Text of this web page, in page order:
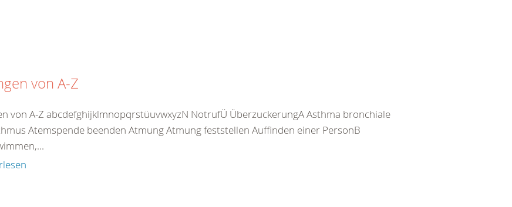
von A-Z
von A-Z abcdefghijklmnopqrstüuvwxyzN NotrufÜ ÜberzuckerungA Asthma bronchiale
Atemspende beenden Atmung Atmung feststellen Auffinden einer PersonB